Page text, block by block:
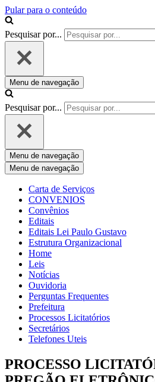
Pular para o conteúdo
Pesquisar por...
Menu de navegação
Pesquisar por...
Menu de navegação
Menu de navegação
Carta de Serviços
CONVENIOS
Convênios
Editais
Editais Lei Paulo Gustavo
Estrutura Organizacional
Home
Leis
Notícias
Ouvidoria
Perguntas Frequentes
Prefeitura
Processos Licitatórios
Secretários
Telefones Uteis
PROCESSO